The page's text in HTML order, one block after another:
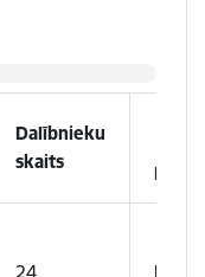
Dalībnieku
skaits
24 Linda